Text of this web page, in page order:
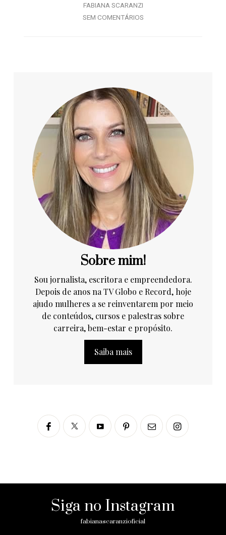
FABIANA SCARANZI
SEM COMENTÁRIOS
Sobre mim!
Sou jornalista, escritora e empreendedora.
Depois de anos na TV Globo e Record, hoje
ajudo mulheres a se reinventarem por meio
de conteúdos, cursos e palestras sobre
carreira, bem-estar e propósito.
Saiba mais
Siga no Instagram
fabianascaranzioficial